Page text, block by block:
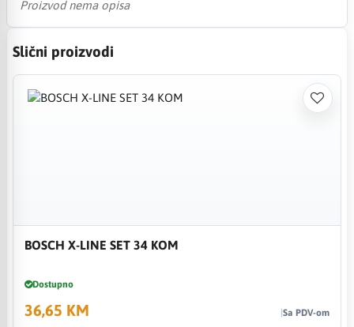
Proizvod nema opisa
Slični proizvodi
BOSCH X-LINE SET 34 KOM
Dostupno
36,65 KM Sa PDV-om